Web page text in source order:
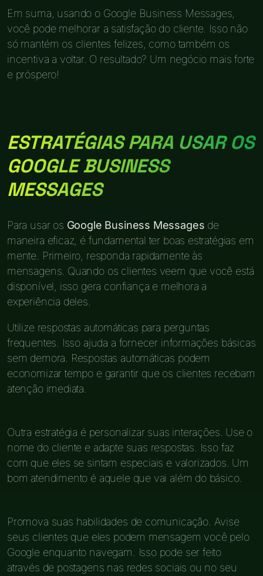
Em suma, usando o Google Business Messages,
você pode melhorar a satisfação do cliente. Isso não
só mantém os clientes felizes, como também os
incentiva a voltar. O resultado? Um negócio mais forte
e próspero!
ESTRATÉGIAS PARA USAR OS
GOOGLE BUSINESS
MESSAGES
Para usar os Google Business Messages de
maneira eficaz, é fundamental ter boas estratégias em
mente. Primeiro, responda rapidamente às
mensagens. Quando os clientes veem que você está
disponível, isso gera confiança e melhora a
experiência deles.
Utilize respostas automáticas para perguntas
frequentes. Isso ajuda a fornecer informações básicas
sem demora. Respostas automáticas podem
economizar tempo e garantir que os clientes recebam
atenção imediata.
Outra estratégia é personalizar suas interações. Use o
nome do cliente e adapte suas respostas. Isso faz
com que eles se sintam especiais e valorizados. Um
bom atendimento é aquele que vai além do básico.
Promova suas habilidades de comunicação. Avise
seus clientes que eles podem mensagem você pelo
Google enquanto navegam. Isso pode ser feito
através de postagens nas redes sociais ou no seu